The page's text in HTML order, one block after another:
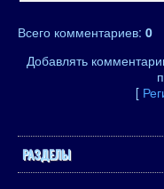
Всего комментариев: 0
Добавлять
[
РАЗДЕЛЫ